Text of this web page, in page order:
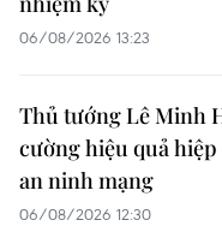
06/08/2026 13:23
Thủ tướng Lê Minh
cường hiệu quả
an ninh mạng
06/08/2026 12:30